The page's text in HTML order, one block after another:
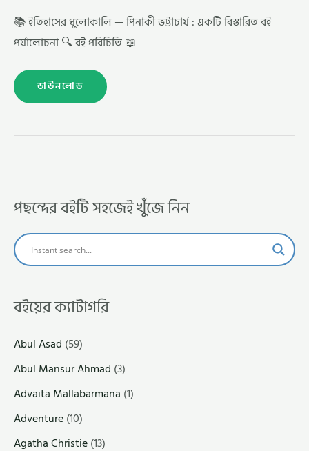
📚 ইতিহাসের ধুলোকালি — পিনাকী ভট্টাচার্য : একটি বিস্তারিত বই
পর্যালোচনা 🔍 বই পরিচিতি 📖
ডাউনলোড
পছন্দের বইটি সহজেই খুঁজে নিন
বইয়ের ক্যাটাগরি
Abul Asad (59)
Abul Mansur Ahmad (3)
Advaita Mallabarmana (1)
Adventure(10)
Agatha Christie(13)